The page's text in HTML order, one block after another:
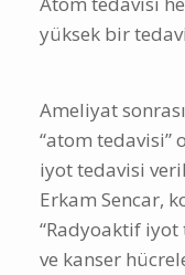
yüksek bir
Ameliyat
“atom
iyot tedavisi
Erkam Sencar,
“Radyoaktif
ve kanser